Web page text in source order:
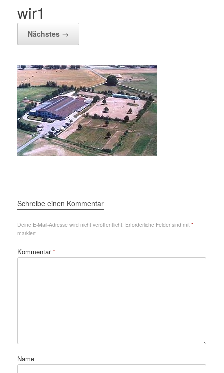
wir1
Nächstes →
Schreibe einen Kommentar
Deine E-Mail-Adresse wird nicht veröffentlicht. Erforderliche Felder sind mit *
markiert
Kommentar*
Name